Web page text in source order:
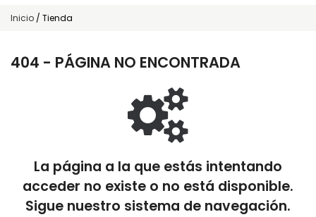
Inicio / Tienda
404 - PÁGINA NO ENCONTRADA
La página a la que estás intentando
acceder no existe o no está disponible.
Sigue nuestro sistema de navegación.